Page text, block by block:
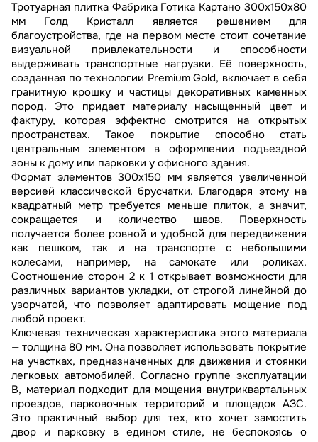
Тротуарная плитка Фабрика Готика Картано 300х150х80
мм Голд Кристалл является решением для
благоустройства, где на первом месте стоит сочетание
визуальной привлекательности и способности
выдерживать транспортные нагрузки. Её поверхность,
созданная по технологии Premium Gold, включает в себя
гранитную крошку и частицы декоративных каменных
пород. Это придает материалу насыщенный цвет и
фактуру, которая эффектно смотрится на открытых
пространствах. Такое покрытие способно стать
центральным элементом в оформлении подъездной
зоны к дому или парковки у офисного здания.
Формат элементов 300х150 мм является увеличенной
версией классической брусчатки. Благодаря этому на
квадратный метр требуется меньше плиток, а значит,
сокращается и количество швов. Поверхность
получается более ровной и удобной для передвижения
как пешком, так и на транспорте с небольшими
колесами, например, на самокате или роликах.
Соотношение сторон 2 к 1 открывает возможности для
различных вариантов укладки, от строгой линейной до
узорчатой, что позволяет адаптировать мощение под
любой проект.
Ключевая техническая характеристика этого материала
— толщина 80 мм. Она позволяет использовать покрытие
на участках, предназначенных для движения и стоянки
легковых автомобилей. Согласно группе эксплуатации
В, материал подходит для мощения внутриквартальных
проездов, парковочных территорий и площадок АЗС.
Это практичный выбор для тех, кто хочет замостить
двор и парковку в едином стиле, не беспокоясь о